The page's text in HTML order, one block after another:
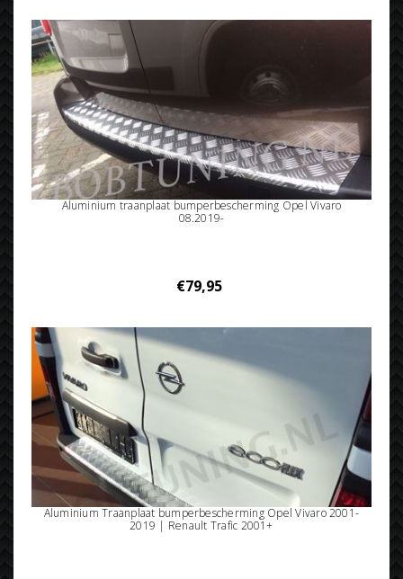
Aluminium traanplaat bumperbescherming Opel Vivaro
08.2019-
€79,95
Aluminium Traanplaat bumperbescherming Opel Vivaro 2001-
2019 | Renault Trafic 2001+